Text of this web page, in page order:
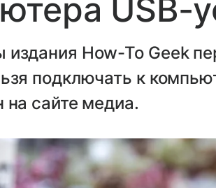
USB-
How-To Geek
подключать к
на сайте медиа.